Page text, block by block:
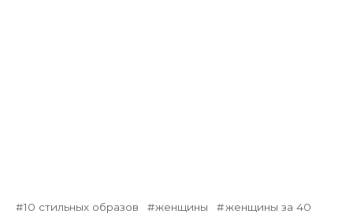
10 стильных образов женщины
женщины за 40